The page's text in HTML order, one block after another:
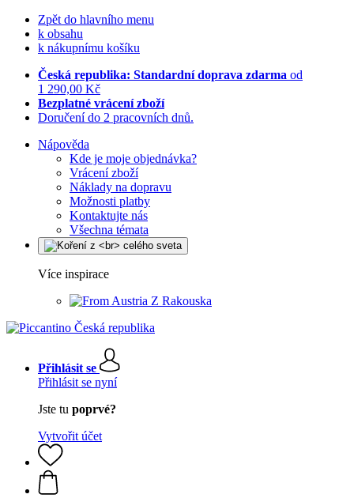
Zpět do hlavního menu
k obsahu
k nákupnímu košíku
Česká republika: Standardní doprava zdarma od
1 290,00 Kč
Bezplatné vrácení zboží
Doručení do 2 pracovních dnů.
Nápověda
Kde je moje objednávka?
Vrácení zboží
Náklady na dopravu
Možnosti platby
Kontaktujte nás
Všechna témata
Více inspirace
Z Rakouska
Přihlásit se
Přihlásit se nyní
Jste tu poprvé?
Vytvořit účet